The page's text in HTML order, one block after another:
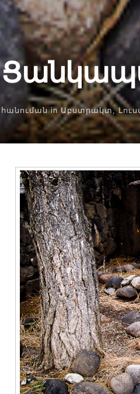
հանուման in Աբստրակտ,